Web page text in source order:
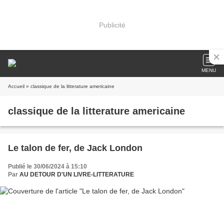
Publicité
MENU
Accueil » classique de la litterature americaine
classique de la litterature americaine
Le talon de fer, de Jack London
Publié le 30/06/2024 à 15:10
Par AU DETOUR D'UN LIVRE-LITTERATURE